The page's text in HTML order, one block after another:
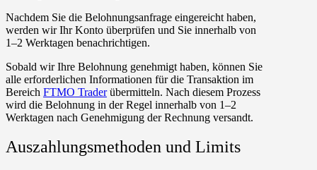
Nachdem Sie die Belohnungsanfrage eingereicht haben,
werden wir Ihr Konto überprüfen und Sie innerhalb von
1–2 Werktagen benachrichtigen.
Sobald wir Ihre Belohnung genehmigt haben, können Sie
alle erforderlichen Informationen für die Transaktion im
Bereich FTMO Traderübermitteln. Nach diesem Prozess
wird die Belohnung in der Regel innerhalb von 1–2
Werktagen nach Genehmigung der Rechnung versandt.
Auszahlungsmethoden und Limits